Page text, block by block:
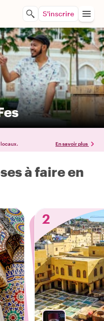
S'inscrire
En savoir plus
à faire en
2